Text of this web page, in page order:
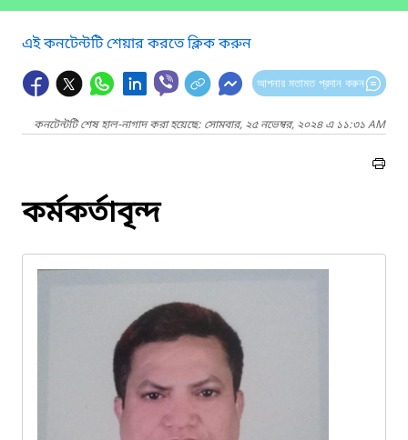
এই কনটেন্টটি শেয়ার করতে ক্লিক করুন
আপনার মতামত প্রদান করুন
কনটেন্টটি শেষ হাল-নাগাদ করা হয়েছে: সোমবার, ২৫ নভেম্বর, ২০২৪ এ ১১:৩১ AM
কর্মকর্তাবৃন্দ